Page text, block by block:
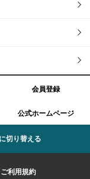
会員登録
公式ホームページ
切り替える
ご利用規約